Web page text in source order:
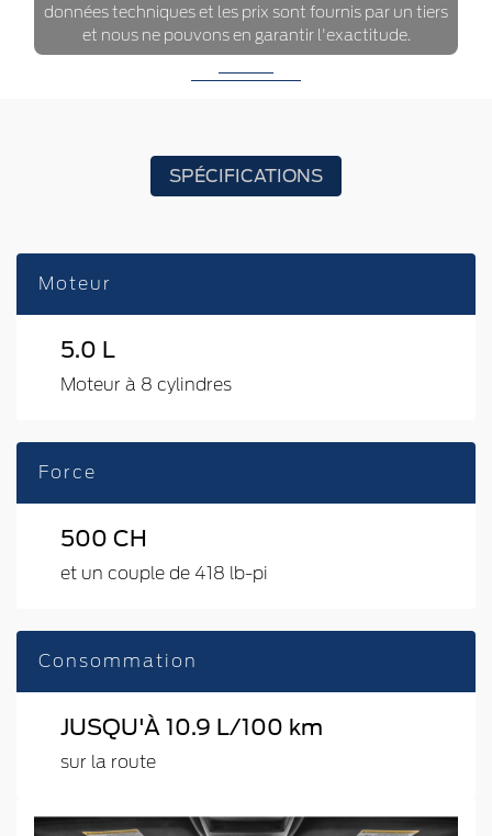
données techniques et les prix sont fournis par un tiers
et nous ne pouvons en garantir l'exactitude.
SPÉCIFICATIONS
Moteur
5.0 L
Moteur à 8 cylindres
Force
500 CH
et un couple de 418 lb-pi
Consommation
JUSQU'À 10.9 L/100 km
sur la route